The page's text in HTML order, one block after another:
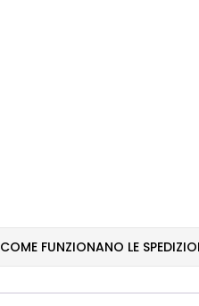
COME FUNZIONANO LE